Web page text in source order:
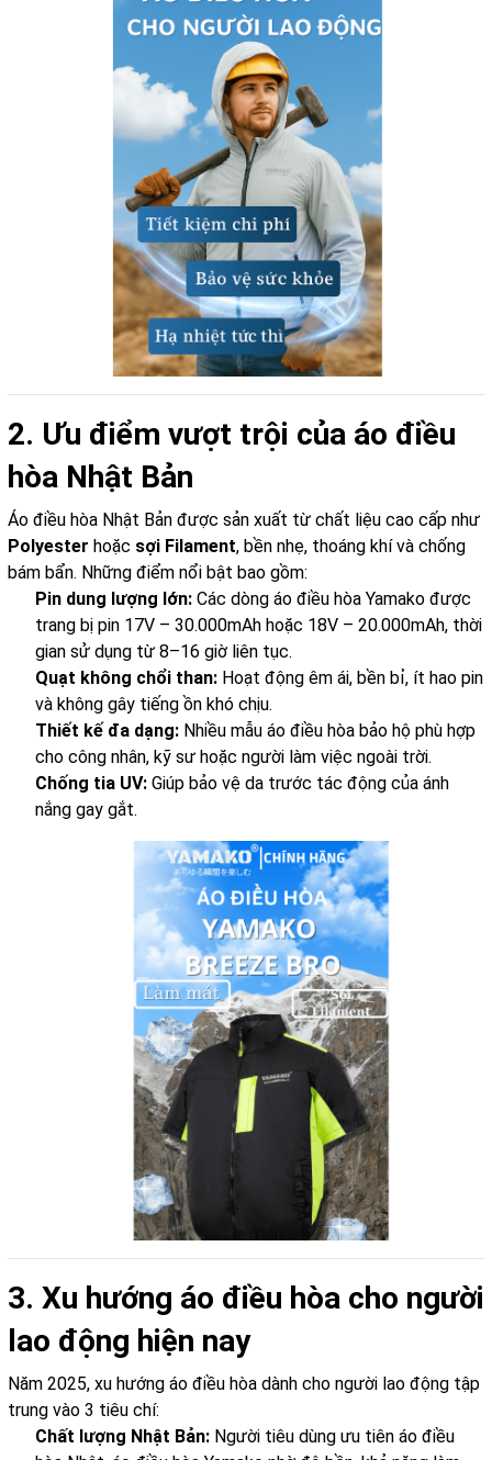
2. Ưu điểm vượt trội của áo điều
hòa Nhật Bản
Áo điều hòa Nhật Bản được sản xuất từ chất liệu cao cấp như
Polyester hoặc sợi Filament, bền nhẹ, thoáng khí và chống
bám bẩn. Những điểm nổi bật bao gồm:
Pin dung lượng lớn: Các dòng áo điều hòa Yamako được
trang bị pin 17V – 30.000mAh hoặc 18V – 20.000mAh, thời
gian sử dụng từ 8–16 giờ liên tục.
Quạt không chổi than: Hoạt động êm ái, bền bỉ, ít hao pin
và không gây tiếng ồn khó chịu.
Thiết kế đa dạng: Nhiều mẫu áo điều hòa bảo hộ phù hợp
cho công nhân, kỹ sư hoặc người làm việc ngoài trời.
Chống tia UV: Giúp bảo vệ da trước tác động của ánh
nắng gay gắt.
3. Xu hướng áo điều hòa cho người
lao động hiện nay
Năm 2025, xu hướng áo điều hòa dành cho người lao động tập
trung vào 3 tiêu chí:
Chất lượng Nhật Bản: Người tiêu dùng ưu tiên áo điều